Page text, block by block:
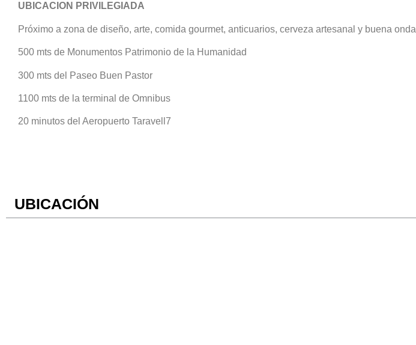
UBICACION PRIVILEGIADA
Próximo a zona de diseño, arte, comida gourmet, anticuarios, cerveza artesanal y buena onda
500 mts de Monumentos Patrimonio de la Humanidad
300 mts del Paseo Buen Pastor
1100 mts de la terminal de Omnibus
20 minutos del Aeropuerto Taravell7
UBICACIÓN